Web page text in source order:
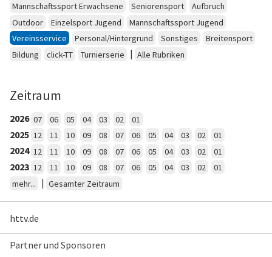
Mannschaftssport Erwachsene
Seniorensport
Aufbruch
Outdoor
Einzelsport Jugend
Mannschaftssport Jugend
Vereinsservice
Personal/Hintergrund Sonstiges
Breitensport
Bildung
click-TT Turnierserie | Alle Rubriken
Zeitraum
2026 07 06 05 04 03 02 01
2025 12 11 10 09 08 07 06 05 04 03 02 01
2024 12 11 10 09 08 07 06 05 04 03 02 01
2023 12 11 10 09 08 07 06 05 04 03 02
01
mehr...
| Gesamter Zeitraum
httv.de
Partner und Sponsoren